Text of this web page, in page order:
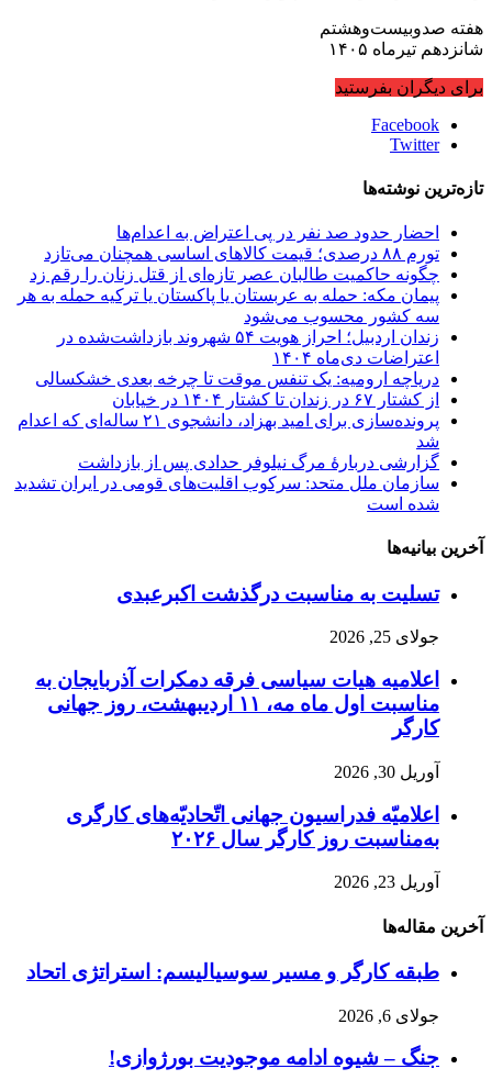
هفته صدوبیست‌وهشتم
شانزدهم تیرماه ۱۴۰۵
برای دیگران بفرستید
Facebook
Twitter
تازه‌ترین نوشته‌ها
احضار حدود صد نفر در پی اعتراض به اعدام‌ها
تورم ۸۸ درصدی؛ قیمت کالاهای اساسی همچنان می‌تازد
چگونه حاکمیت طالبان عصر تازه‌ای از قتل زنان را رقم زد
پیمان مکه: حمله به عربستان یا پاکستان یا ترکیه حمله به هر
سه کشور محسوب می‌شود
زندان اردبیل؛ احراز هویت ۵۴ شهروند بازداشت‌شده در
اعتراضات دی‌ماه ۱۴۰۴
دریاچه ارومیه: یک تنفس موقت تا چرخه بعدی خشکسالی
از کشتار ۶۷ در زندان تا کشتار ۱۴۰۴ در خیابان
پرونده‌سازی برای امید بهزاد، دانشجوی ۲۱ ساله‌ای که اعدام
شد
گزارشی دربارهٔ مرگ نیلوفر حدادی پس از بازداشت
سازمان ملل متحد: سرکوب اقلیت‌های قومی در ایران تشدید
شده است
آخرین بیانیه‌ها
تسلیت به مناسبت درگذشت اکبرعبدی
جولای 25, 2026
اعلامیه هیات سیاسی فرقه دمکرات آذربایجان به
مناسبت اول ماه مه، ۱۱ اردیبهشت، روز جهانی
کارگر
آوریل 30, 2026
اعلامیّه فدراسیون جهانی اتّحادیّه‌های کارگری
به‌مناسبت روز کارگر سال ۲۰۲۶
آوریل 23, 2026
آخرین مقاله‌ها
طبقه کارگر و مسیر سوسیالیسم: استراتژی اتحاد
جولای 6, 2026
جنگ – شیوه ادامه موجودیت بورژوازی!